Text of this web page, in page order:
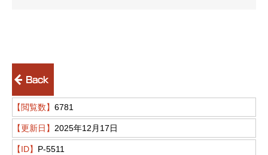
【閲覧数】 6781
【更新日】 2025年12月17日
【ID】 P-5511